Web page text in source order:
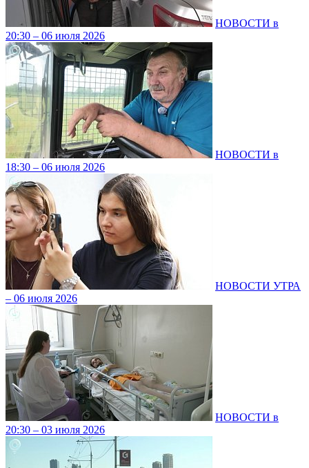
НОВОСТИ в
20:30 – 06 июля 2026
НОВОСТИ в
18:30 – 06 июля 2026
НОВОСТИ УТРА
– 06 июля 2026
НОВОСТИ в
20:30 – 03 июля 2026